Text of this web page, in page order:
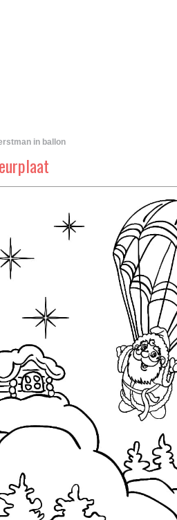
in ballon